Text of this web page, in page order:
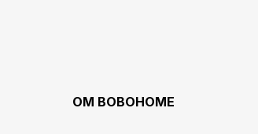
OM BOBOHOME